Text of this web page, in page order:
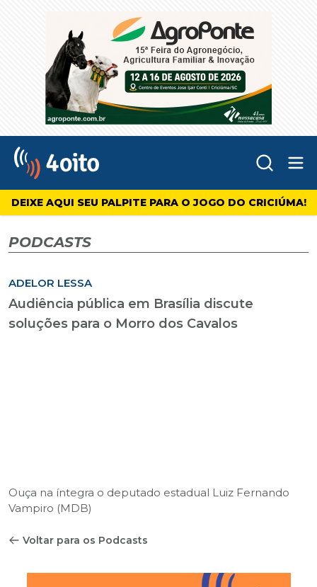
4oito
DEIXE AQUI SEU PALPITE PARA O JOGO DO CRICIÚMA!
PODCASTS
ADELOR LESSA
Audiência pública em Brasília discute
soluções para o Morro dos Cavalos
Ouça na íntegra o deputado estadual Luiz Fernando
Vampiro (MDB)
Voltar para os Podcasts